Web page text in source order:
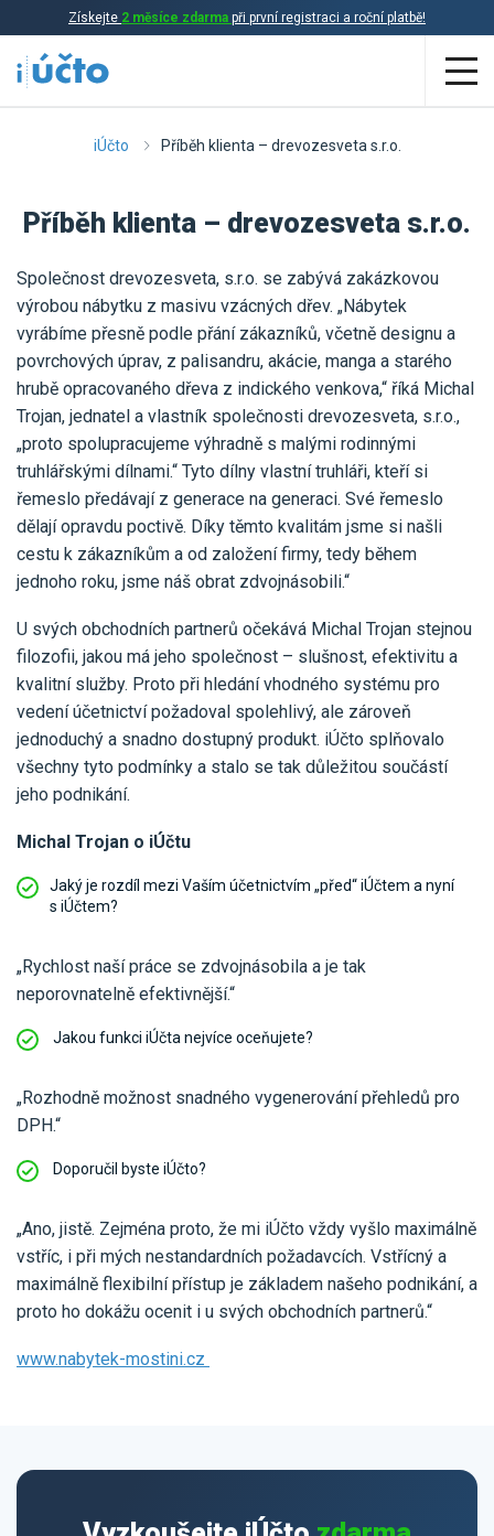
Získejte 2 měsíce zdarma při první registraci a roční platbě!
Aplikace
Fakturace
Přehled funkcí
Online účetnictví
Online daňová evidence
Online fakturace
Propojení s bankou
Účetní a manažerské reporty
One Stop Shop (OSS)
Všechny funkce
Ceník
Účetní služby
Pro uživatele iÚčto
Poptávka účetních služeb
Ceník účetních služeb
Pro koho je určené
Pro firmy
Pro živnostníky
Pro spolky Blog Kontakt
iÚčto Příběh klienta – drevozesveta s.r.o.
Příběh klienta – drevozesveta s.r.o.
Společnost drevozesveta, s.r.o. se zabývá zakázkovou
výrobou nábytku z masivu vzácných dřev. „Nábytek
vyrábíme přesně podle přání zákazníků, včetně designu a
povrchových úprav, z palisandru, akácie, manga a starého
hrubě opracovaného dřeva z indického venkova,“ říká Michal
Trojan, jednatel a vlastník společnosti drevozesveta, s.r.o.,
„proto spolupracujeme výhradně s malými rodinnými
truhlářskými dílnami.“ Tyto dílny vlastní truhláři, kteří si
řemeslo předávají z generace na generaci. Své řemeslo
dělají opravdu poctivě. Díky těmto kvalitám jsme si našli
cestu k zákazníkům a od založení firmy, tedy během
jednoho roku, jsme náš obrat zdvojnásobili.“
U svých obchodních partnerů očekává Michal Trojan stejnou
filozofii, jakou má jeho společnost – slušnost, efektivitu a
kvalitní služby. Proto při hledání vhodného systému pro
vedení účetnictví požadoval spolehlivý, ale zároveň
jednoduchý a snadno dostupný produkt. iÚčto splňovalo
všechny tyto podmínky a stalo se tak důležitou součástí
jeho podnikání.
Michal Trojan o iÚčtu
Jaký je rozdíl mezi Vaším účetnictvím „před“ iÚčtem a nyní
s iÚčtem?
„Rychlost naší práce se zdvojnásobila a je tak
neporovnatelně efektivnější.“
Jakou funkci iÚčta nejvíce oceňujete?
„Rozhodně možnost snadného vygenerování přehledů pro
DPH.“
Doporučil byste iÚčto?
„Ano, jistě. Zejména proto, že mi iÚčto vždy vyšlo maximálně
vstříc, i při mých nestandardních požadavcích. Vstřícný a
maximálně flexibilní přístup je základem našeho podnikání, a
proto ho dokážu ocenit i u svých obchodních partnerů.“
www.nabytek-mostini.cz